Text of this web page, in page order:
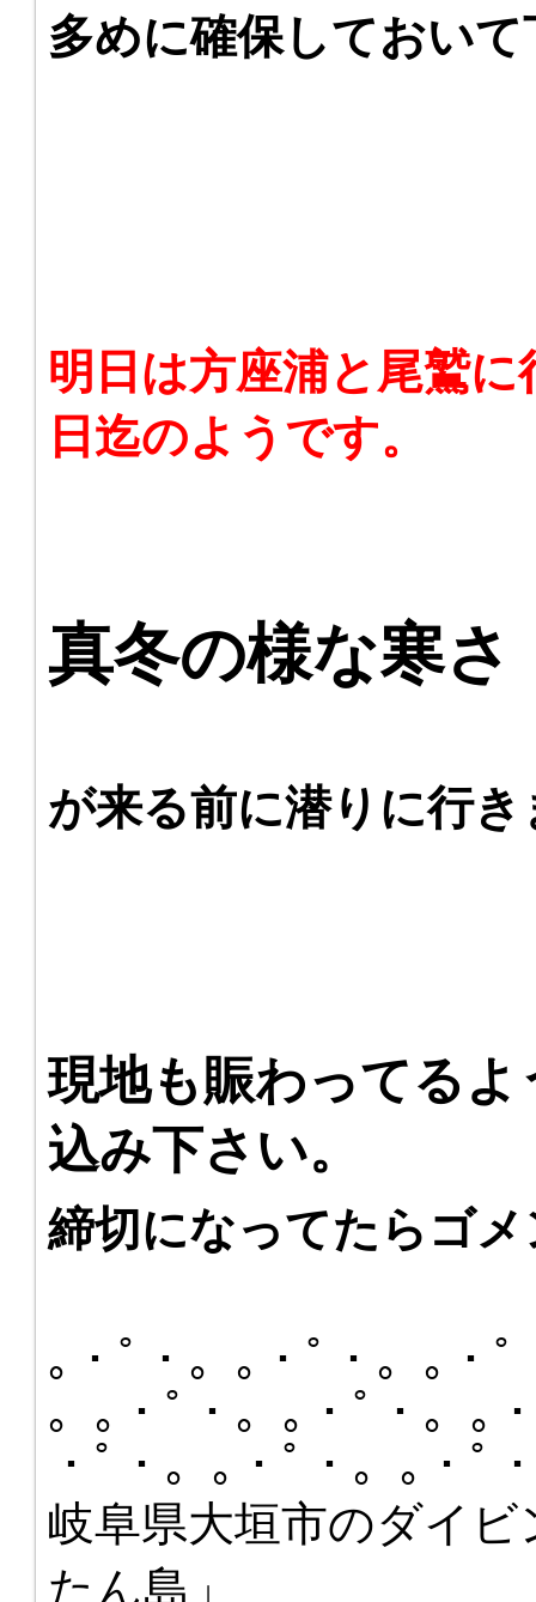
多めに確保しておい
明日は方座浦と尾鷲
日迄のようです。
真冬の様な寒さ
が来る前に潜りに行
現地も賑わってる
込み下さい。
締切になってたらゴ
｡・ﾟ・。｡・ﾟ・。｡・
。｡・ﾟ・。｡・ﾟ・。｡
・ﾟ・。｡・ﾟ・。｡・ﾟ
岐阜県大垣市のダイ
たん島」